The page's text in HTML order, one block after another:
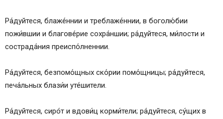
Ра́дуйтеся, блаже́ннии и треблаже́ннии, в боголю́бии
пожи́вшии и благове́рие сохра́ншии; ра́дуйтеся, ми́лости и
сострада́ния преиспо́лненнии.
Ра́дуйтеся, безпомо́щных ско́рии помо́щницы; ра́дуйтеся,
печа́льных блази́и уте́шители.
Ра́дуйтеся, сиро́т и вдови́ц корми́тели; ра́дуйтеся, су́щих в